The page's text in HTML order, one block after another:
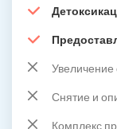
Снятие и
Комплекс